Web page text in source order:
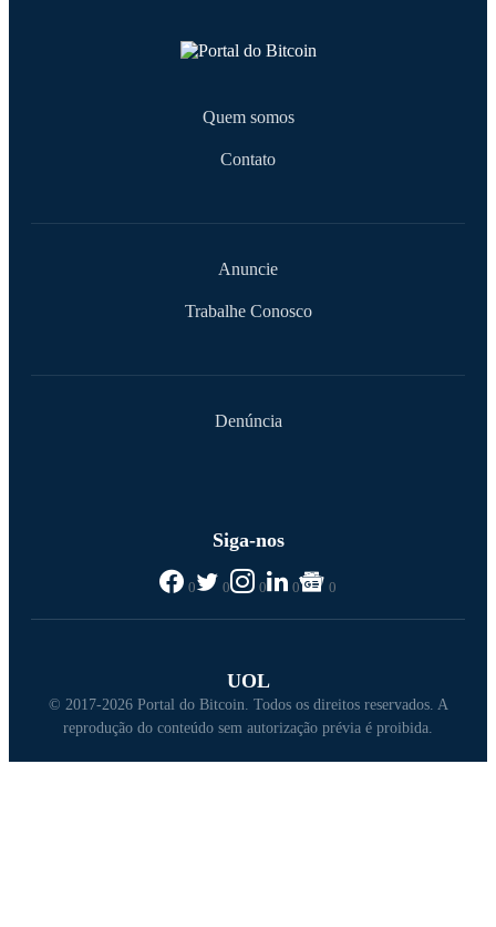
Quem somos
Contato
Anuncie
Trabalhe Conosco
Denúncia
Siga-nos
0 0 0 0 0
UOL
© 2017-2026 Portal do Bitcoin. Todos os direitos reservados. A
reprodução do conteúdo sem autorização prévia é proibida.